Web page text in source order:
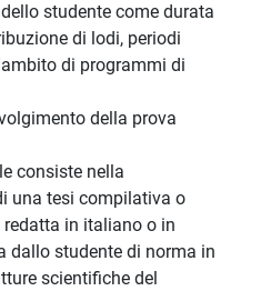
studente come durata
di lodi, periodi
di programmi di
della prova
consiste nella
una tesi compilativa o
redatta in italiano o in
dallo studente di norma in
scientifiche del